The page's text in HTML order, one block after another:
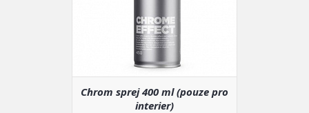
Chrom sprej 400 ml (pouze pro
interier)